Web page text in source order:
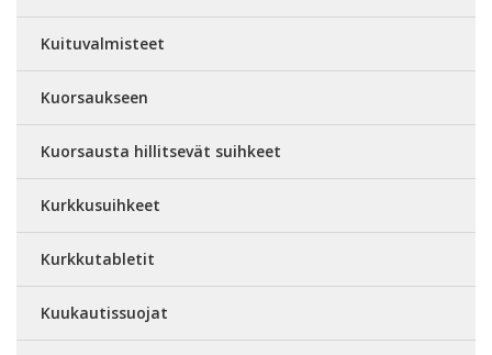
Kuituvalmisteet
Kuorsaukseen
Kuorsausta hillitsevät suihkeet
Kurkkusuihkeet
Kurkkutabletit
Kuukautissuojat